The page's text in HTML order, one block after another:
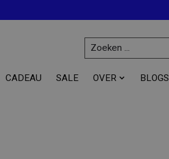
CADEAU SALE OVER BLOGS